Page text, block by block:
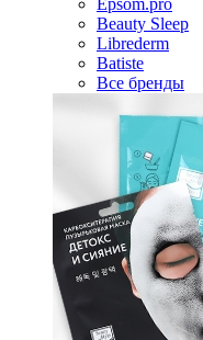
Epsom.pro
Beauty Sleep
Librederm
Batiste
Все бренды